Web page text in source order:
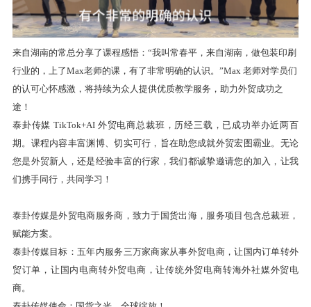
来自湖南的常总分享了课程感悟： “我叫常春平，来自湖南，做包装印刷
行业的，上了Max老师的课，有了非常明确的认识。”Max 老师对学员们
的认可心怀感激，将持续为众人提供优质教学服务，助力外贸成功之
途！
泰卦传媒 TikTok+AI 外贸电商总裁班，历经三载，已成功举办近两百
期。课程内容丰富渊博、切实可行，旨在助您成就外贸宏图霸业。无论
您是外贸新人，还是经验丰富的行家，我们都诚挚邀请您的加入，让我
们携手同行，共同学习！
泰卦传媒是外贸电商服务商，致力于国货出海，服务项目包含总裁班，
赋能方案。
泰卦传媒目标：五年内服务三万家商家从事外贸电商，让国内订单转外
贸订单，让国内电商转外贸电商，让传统外贸电商转海外社媒外贸电
商。